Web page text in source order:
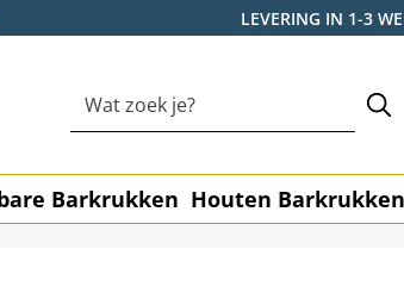
LEVERING IN 1-3
Barkrukken Houten Barkrukken